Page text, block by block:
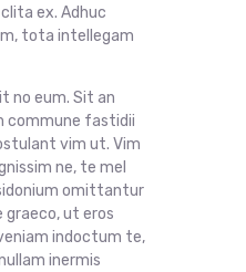
ex. Adhuc
tota intellegam
no eum. Sit an
commune fastidii
vim ut. Vim
ne, te mel
omittantur
graeco, ut eros
indoctum te,
inermis